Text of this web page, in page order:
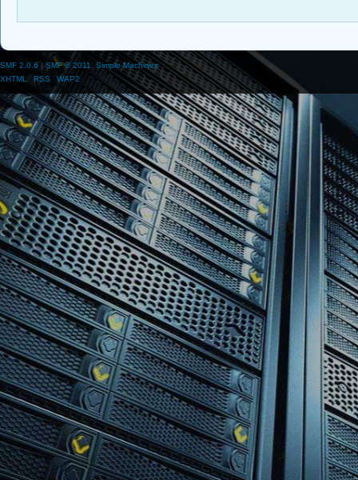
SMF 2.0.6 |SMF © 2011
Simple Machines
XHTML
RSS WAP2